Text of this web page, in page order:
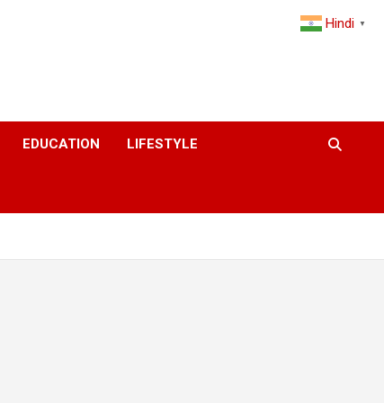
EDUCATION LIFESTYLE
Hindi ▼